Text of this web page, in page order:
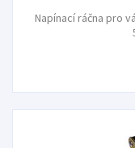
Napínací ráčna pro